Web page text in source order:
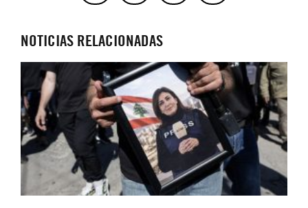
NOTICIAS RELACIONADAS